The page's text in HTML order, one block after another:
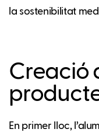
la sostenibilitat
Creació
En primer lloc,